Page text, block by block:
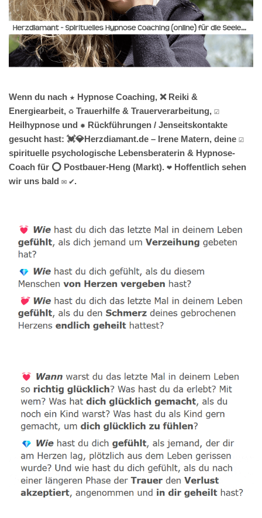
Wenn du nach ★ Hypnose Coaching, ❌ Reiki &
Energiearbeit, ♻ Trauerhilfe & Trauerverarbeitung, ☑️
Heilhypnose und ✹ Rückführungen / Jenseitskontakte
gesucht hast: 💓️💎Herzdiamant.de – Irene Matern, deine ☑️
spirituelle psychologische Lebensberaterin & Hypnose-
Coach für ⭕ Postbauer-Heng (Markt). ❤ Hoffentlich sehen
wir uns bald ✉ ✔.